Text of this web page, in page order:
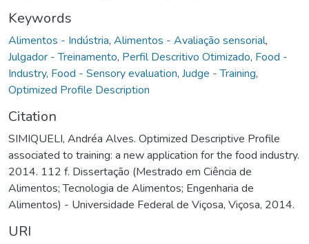
Keywords
Alimentos - Indústria, Alimentos - Avaliação sensorial,
Julgador - Treinamento, Perfil Descritivo Otimizado, Food -
Industry, Food - Sensory evaluation, Judge - Training,
Optimized Profile Description
Citation
SIMIQUELI, Andréa Alves. Optimized Descriptive Profile
associated to training: a new application for the food industry.
2014. 112 f. Dissertação (Mestrado em Ciência de
Alimentos; Tecnologia de Alimentos; Engenharia de
Alimentos) - Universidade Federal de Viçosa, Viçosa, 2014.
URI